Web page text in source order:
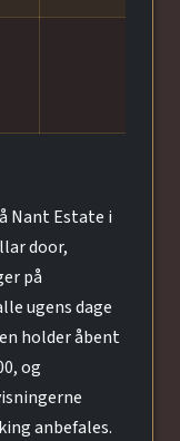
Nant Estate i
door,
på
ugens dage
holder åbent
og
anbefales.